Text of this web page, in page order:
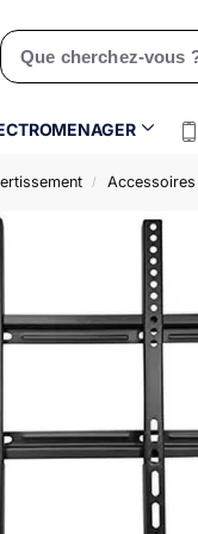
Rechercher un produit
/